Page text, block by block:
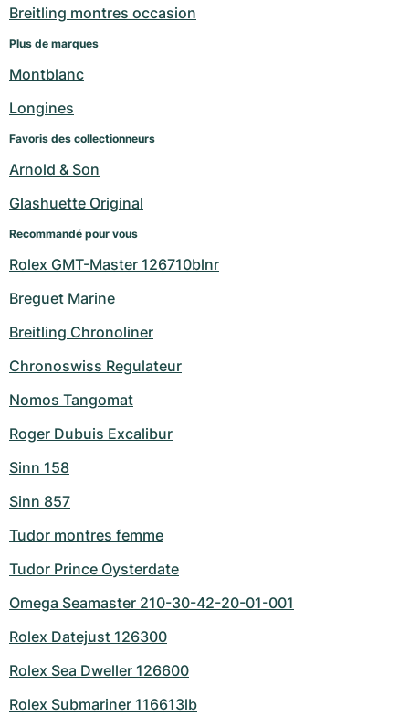
Breitling montres occasion
Plus de marques
Montblanc
Longines
Favoris des collectionneurs
Arnold & Son
Glashuette Original
Recommandé pour vous
Rolex GMT-Master 126710blnr
Breguet Marine
Breitling Chronoliner
Chronoswiss Regulateur
Nomos Tangomat
Roger Dubuis Excalibur
Sinn 158
Sinn 857
Tudor montres femme
Tudor Prince Oysterdate
Omega Seamaster 210-30-42-20-01-001
Rolex Datejust 126300
Rolex Sea Dweller 126600
Rolex Submariner 116613lb